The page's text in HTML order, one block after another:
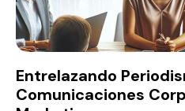
Entrelazando
Comunicaciones